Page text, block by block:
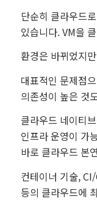
단순히 클라우드
있습니다. VM을
환경은 바뀌었지
대표적인 문제점
의존성이 높은 것
클라우드 네이티
인프라 운영이 가
바로 클라우드 본
컨테이너 기술,
등의 클라우드에